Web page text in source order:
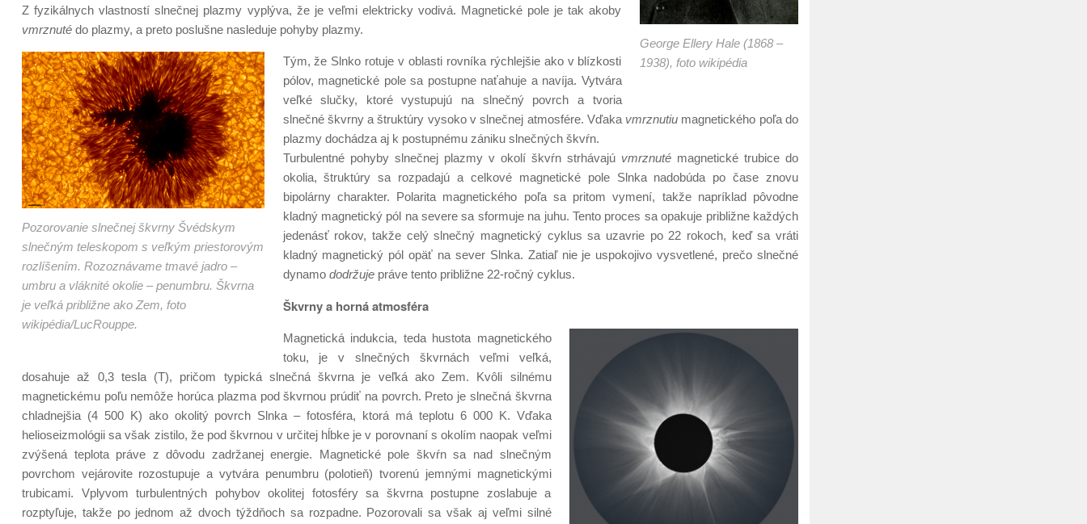
George Ellery Hale (1868 –
1938), foto wikipédia
Z fyzikálnych vlastností slnečnej plazmy vyplýva, že je veľmi elektricky vodivá. Magnetické pole je tak akoby
vmrznuté do plazmy, a preto poslušne nasleduje pohyby plazmy.
Pozorovanie slnečnej škvrny Švédskym
slnečným teleskopom s veľkým priestorovým
rozlíšením. Rozoznávame tmavé jadro –
umbru a vláknité okolie – penumbru. Škvrna
je veľká približne ako Zem, foto
wikipédia/LucRouppe.
Tým, že Slnko rotuje v oblasti rovníka rýchlejšie ako v blízkosti
pólov, magnetické pole sa postupne naťahuje a navíja. Vytvára
veľké slučky, ktoré vystupujú na slnečný povrch a tvoria
slnečné škvrny a štruktúry vysoko v slnečnej atmosfére. Vďaka vmrznutiu magnetického poľa do
plazmy dochádza aj k postupnému zániku slnečných škvŕn.
Turbulentné pohyby slnečnej plazmy v okolí škvŕn strhávajú vmrznutémagnetické trubice do
okolia, štruktúry sa rozpadajú a celkové magnetické pole Slnka nadobúda po čase znovu
bipolárny charakter. Polarita magnetického poľa sa pritom vymení, takže napríklad pôvodne
kladný magnetický pól na severe sa sformuje na juhu. Tento proces sa opakuje približne každých
jedenásť rokov, takže celý slnečný magnetický cyklus sa uzavrie po 22 rokoch, keď sa vráti
kladný magnetický pól opäť na sever Slnka. Zatiaľ nie je uspokojivo vysvetlené, prečo slnečné
dynamo dodržujepráve tento približne 22-ročný cyklus.
Škvrny a horná atmosféra
Magnetická indukcia, teda hustota magnetického
toku, je v slnečných škvrnách veľmi veľká,
dosahuje až 0,3 tesla (T), pričom typická slnečná škvrna je veľká ako Zem. Kvôli silnému
magnetickému poľu nemôže horúca plazma pod škvrnou prúdiť na povrch. Preto je slnečná škvrna
chladnejšia (4 500 K) ako okolitý povrch Slnka – fotosféra, ktorá má teplotu 6 000 K. Vďaka
helioseizmológii sa však zistilo, že pod škvrnou v určitej hĺbke je v porovnaní s okolím naopak veľmi
zvýšená teplota práve z dôvodu zadržanej energie. Magnetické pole škvŕn sa nad slnečným
povrchom vejárovite rozostupuje a vytvára penumbru (polotieň) tvorenú jemnými magnetickými
trubicami. Vplyvom turbulentných pohybov okolitej fotosféry sa škvrna postupne zoslabuje a
rozptyľuje, takže po jednom až dvoch týždňoch sa rozpadne. Pozorovali sa však aj veľmi silné